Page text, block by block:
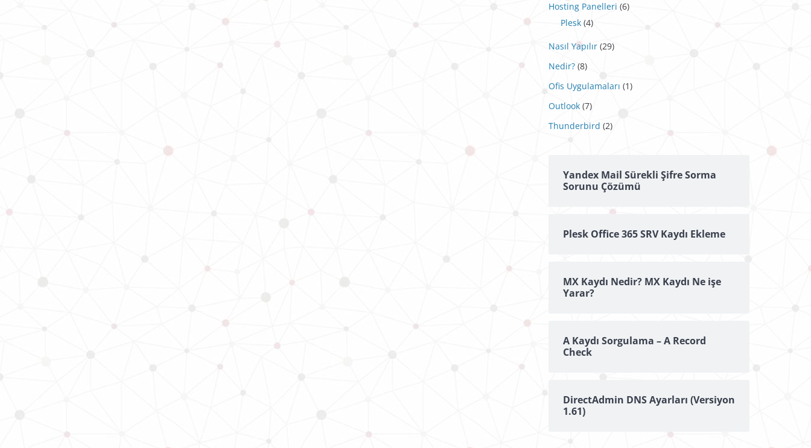
Hosting Panelleri (6)
Plesk (4)
Nasıl Yapılır (29)
Nedir? (8)
Ofis Uygulamaları (1)
Outlook (7)
Thunderbird (2)
Yandex Mail Sürekli Şifre Sorma
Sorunu Çözümü
Plesk Office 365 SRV Kaydı Ekleme
MX Kaydı Nedir? MX Kaydı Ne işe
Yarar?
A Kaydı Sorgulama – A Record
Check
DirectAdmin DNS Ayarları (Versiyon
1.61)